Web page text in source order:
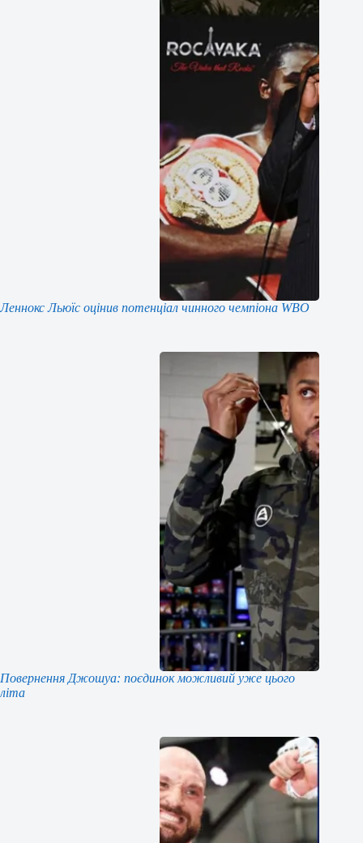
Леннокс Льюїс оцінив потенціал чинного чемпіона WBO
Повернення Джошуа: поєдинок можливий уже цього
літа